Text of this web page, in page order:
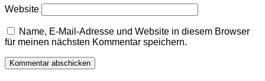
Website
Name, E-Mail-Adresse und Website in diesem Browser
für meinen nächsten Kommentar speichern.